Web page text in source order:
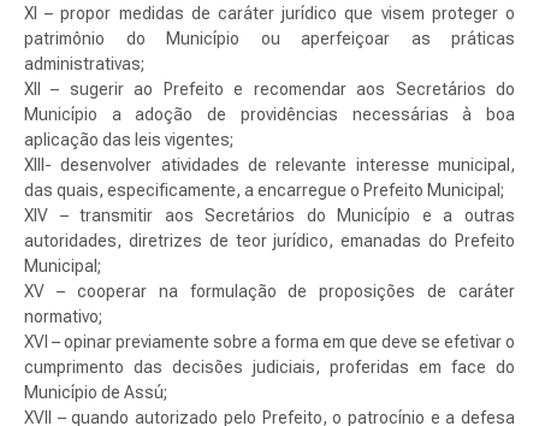
XI – propor medidas de caráter jurídico que visem proteger o
patrimônio do Município ou aperfeiçoar as práticas
administrativas;
XII – sugerir ao Prefeito e recomendar aos Secretários do
Município a adoção de providências necessárias à boa
aplicação das leis vigentes;
XIII- desenvolver atividades de relevante interesse municipal,
das quais, especificamente, a encarregue o Prefeito Municipal;
XIV – transmitir aos Secretários do Município e a outras
autoridades, diretrizes de teor jurídico, emanadas do Prefeito
Municipal;
XV – cooperar na formulação de proposições de caráter
normativo;
XVI – opinar previamente sobre a forma em que deve se efetivar o
cumprimento das decisões judiciais, proferidas em face do
Município de Assú;
XVII – quando autorizado pelo Prefeito, o patrocínio e a defesa